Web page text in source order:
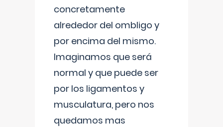
concretamente
alrededor del ombligo y
por encima del mismo.
Imaginamos que será
normal y que puede ser
por los ligamentos y
musculatura, pero nos
quedamos mas